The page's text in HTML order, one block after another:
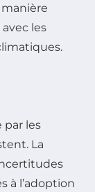
les
par les
La
à l’adoption